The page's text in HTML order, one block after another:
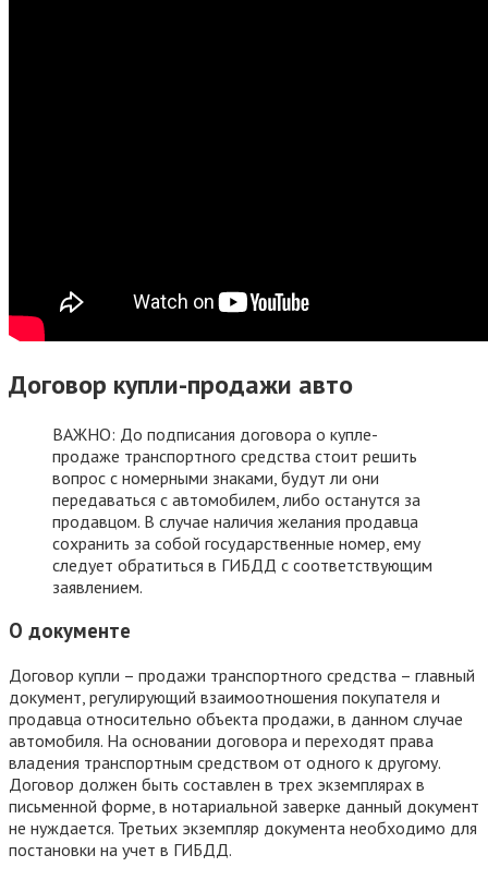
Договор купли-продажи авто
ВАЖНО: До подписания договора о купле-
продаже транспортного средства стоит решить
вопрос с номерными знаками, будут ли они
передаваться с автомобилем, либо останутся за
продавцом. В случае наличия желания продавца
сохранить за собой государственные номер, ему
следует обратиться в ГИБДД с соответствующим
заявлением.
О документе
Договор купли – продажи транспортного средства – главный
документ, регулирующий взаимоотношения покупателя и
продавца относительно объекта продажи, в данном случае
автомобиля. На основании договора и переходят права
владения транспортным средством от одного к другому.
Договор должен быть составлен в трех экземплярах в
письменной форме, в нотариальной заверке данный документ
не нуждается. Третьих экземпляр документа необходимо для
постановки на учет в ГИБДД.